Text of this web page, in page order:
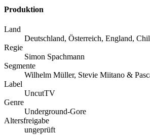
Produktion
Land
Deutschland, Österreich, England,
Regie
Simon Spachmann
Segmente
Wilhelm Müller, Stevie Miitano &
Label
UncutTV
Genre
Underground-Gore
Altersfreigabe
ungeprüft